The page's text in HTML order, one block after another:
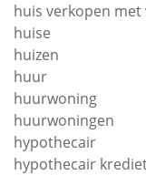
huis verkopen met
huise
huizen
huur
huurwoning
huurwoningen
hypothecair
hypothecair